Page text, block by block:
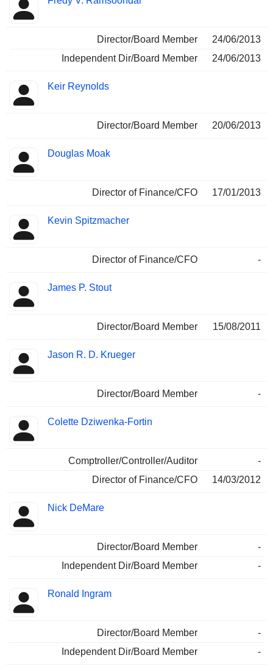
Director/Board Member
24/06/2013
Independent Dir/Board Member
24/06/2013
Keir Reynolds
Director/Board Member 20/06/2013
Douglas Moak
Director of Finance/CFO 17/01/2013
Kevin Spitzmacher
Director of Finance/CFO -
James P. Stout
Director/Board Member 15/08/2011
Jason R. D. Krueger
Director/Board Member -
Colette Dziwenka-Fortin
Comptroller/Controller/Auditor
-
Director of Finance/CFO
14/03/2012
Nick DeMare
Director/Board Member
-
Independent Dir/Board Member
-
Ronald Ingram
Director/Board Member
-
Independent Dir/Board Member
-